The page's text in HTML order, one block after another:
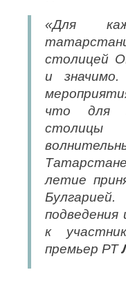
«Для
столицей
и
что для
летие
к
премьер РТ